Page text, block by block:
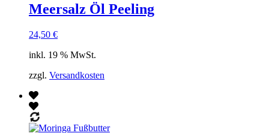
Meersalz Öl Peeling
24,50 €
inkl. 19 % MwSt.
zzgl. Versandkosten